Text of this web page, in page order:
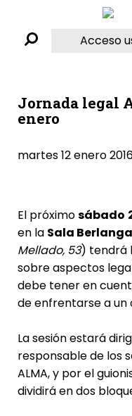
Acceso
Jornada legal
enero
martes 12 enero
El próximosábado
en la Sala Berlanga
Mellado, 53) tendrá
sobre aspectos
debe tener en
de enfrentarse a un
La sesión estará
responsable de los
ALMA, y por el
dividirá en dos